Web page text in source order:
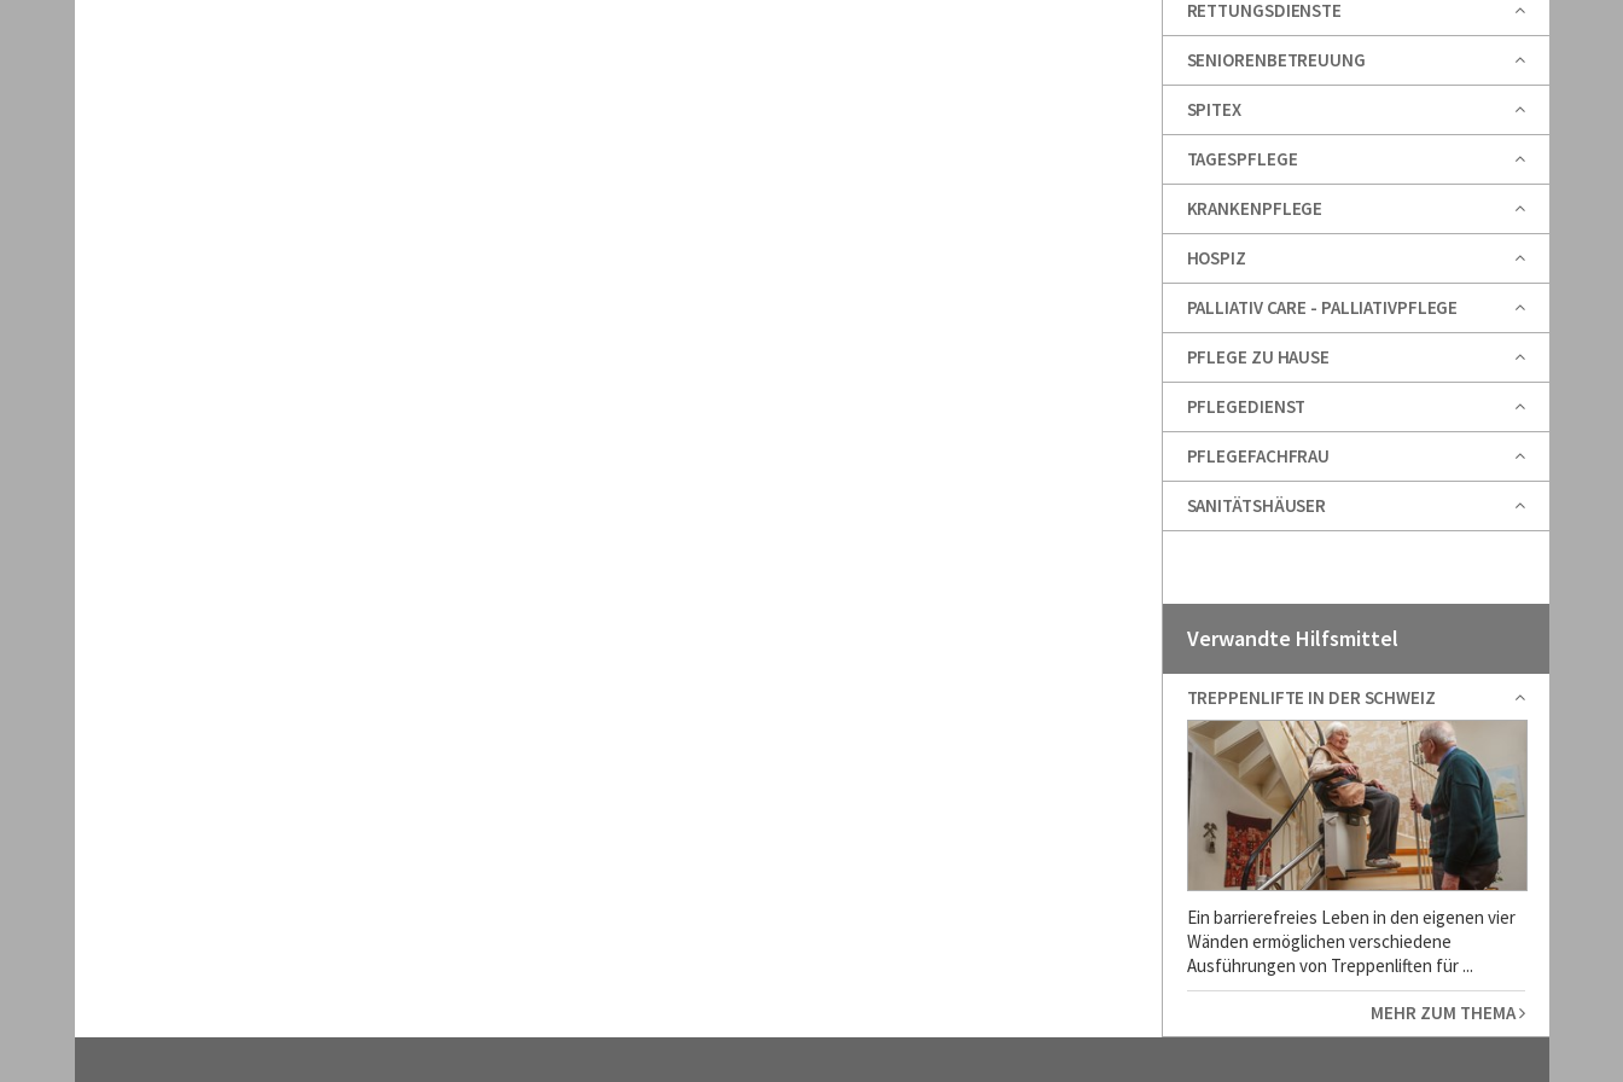
RETTUNGSDIENSTE
SENIORENBETREUUNG
SPITEX
TAGESPFLEGE
KRANKENPFLEGE
HOSPIZ
PALLIATIV CARE - PALLIATIVPFLEGE
PFLEGE ZU HAUSE
PFLEGEDIENST
PFLEGEFACHFRAU
SANITÄTSHÄUSER
Verwandte Hilfsmittel
TREPPENLIFTE IN DER SCHWEIZ
Ein barrierefreies Leben in den eigenen vier
Wänden ermöglichen verschiedene
Ausführungen von Treppenliften für ...
MEHR ZUM THEMA